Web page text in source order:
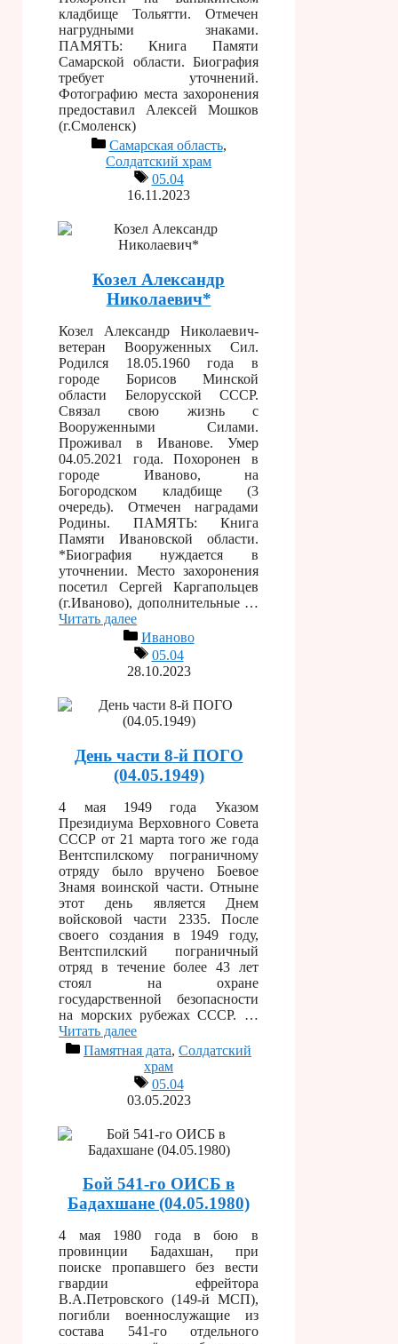
кладбище Тольятти. Отмечен
нагрудными знаками.
ПАМЯТЬ: Книга Памяти
Самарской области. Биография
требует уточнений.
Фотографию места захоронения
предоставил Алексей Мошков
(г.Смоленск)
Самарская область,
Солдатский храм
05.04
16.11.2023
Козел Александр
Николаевич*
Козел Александр Николаевич-
ветеран Вооруженных Сил.
Родился 18.05.1960 года в
городе Борисов Минской
области Белорусской СССР.
Связал свою жизнь с
Вооруженными Силами.
Проживал в Иванове. Умер
04.05.2021 года. Похоронен в
городе Иваново, на
Богородском кладбище (3
очередь). Отмечен наградами
Родины. ПАМЯТЬ: Книга
Памяти Ивановской области.
*Биография нуждается в
уточнении. Место захоронения
посетил Сергей Каргапольцев
(г.Иваново), дополнительные …
Читать далее
Иваново
05.04
28.10.2023
День части 8-й ПОГО
(04.05.1949)
4 мая 1949 года Указом
Президиума Верховного Совета
СССР от 21 марта того же года
Вентспилскому пограничному
отряду было вручено Боевое
Знамя воинской части. Отныне
этот день является Днем
войсковой части 2335. После
своего создания в 1949 году,
Вентспилский пограничный
отряд в течение более 43 лет
стоял на охране
государственной безопасности
на морских рубежах СССР. …
Читать далее
Памятная дата,Солдатский
храм
05.04
03.05.2023
Бой 541-го ОИСБ в
Бадахшане (04.05.1980)
4 мая 1980 года в бою в
провинции Бадахшан, при
поиске пропавшего без вести
гвардии ефрейтора
В.А.Петровского (149-й МСП),
погибли военнослужащие из
состава 541-го отдельного